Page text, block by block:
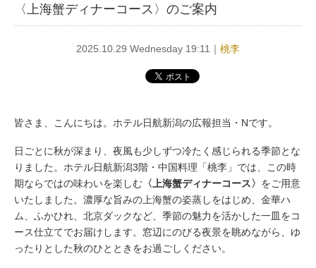
〈上海蟹ディナーコース〉のご案内
2025.10.29 Wednesday 19:11｜ 桃李
皆さま、こんにちは。ホテル日航新潟の広報担当・Nです。
日ごとに秋が深まり、夜風も少しずつ冷たく感じられる季節とな
りました。ホテル日航新潟3階・中国料理「桃李」では、この時
期ならではの味わいを楽しむ 〈上海蟹ディナーコース〉 をご用意
いたしました。濃厚な旨みの上海蟹の姿蒸しをはじめ、金華ハ
ム、ふかひれ、北京ダックなど、季節の魅力を活かした一皿をコ
ース仕立てでお届けします。窓辺にのびる夜景を眺めながら、ゆ
ったりとした秋のひとときをお過ごしください。